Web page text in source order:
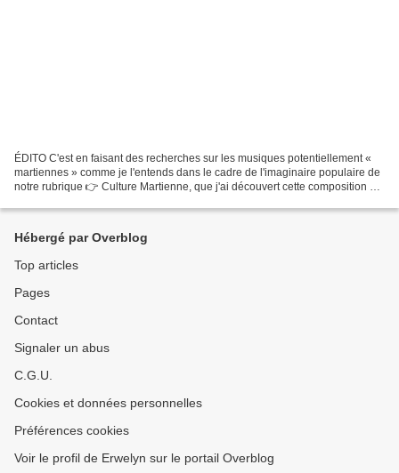
ÉDITO C'est en faisant des recherches sur les musiques potentiellement «
martiennes » comme je l'entends dans le cadre de l'imaginaire populaire de
notre rubrique 👉 Culture Martienne, que j'ai découvert cette composition de
Hébergé par Overblog
Top articles
Pages
Contact
Signaler un abus
C.G.U.
Cookies et données personnelles
Préférences cookies
Voir le profil de Erwelyn sur le portail Overblog